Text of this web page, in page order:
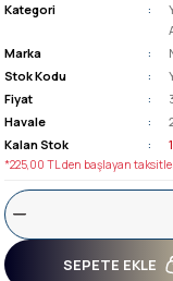
Kategori
Marka
Stok Kodu
Fiyat
Havale
Kalan Stok
*225,00 TL den başlayan
SEPETE EKLE